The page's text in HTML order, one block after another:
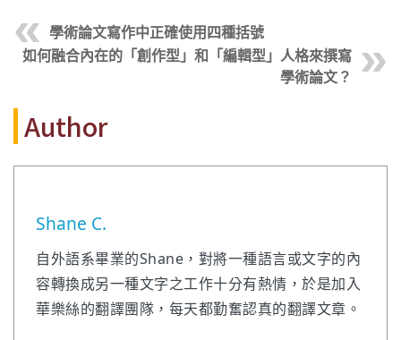
學術論文寫作中正確使用四種括號
如何融合內在的「創作型」和「編輯型」人格來撰寫
學術論文？
Author
Shane C.
自外語系畢業的Shane，對將一種語言或文字的內
容轉換成另一種文字之工作十分有熱情，於是加入
華樂絲的翻譯團隊，每天都勤奮認真的翻譯文章。